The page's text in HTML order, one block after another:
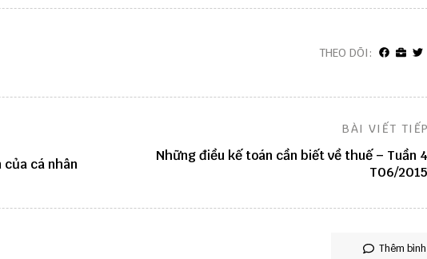
THEO DÕI:
cá nhân
BÀI VIẾT
Những điều kế toán cần biết về thuế – Tuần 4
T06/2015
Thêm